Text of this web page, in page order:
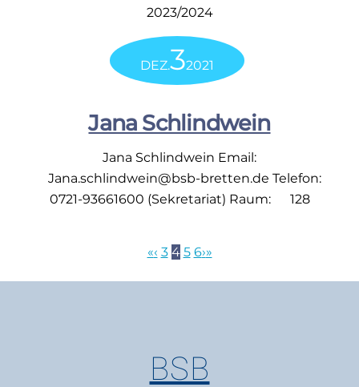
2023/2024
DEZ.32021
Jana Schlindwein
Jana Schlindwein Email:
Jana.schlindwein@bsb-bretten.de Telefon:
0721-93661600 (Sekretariat) Raum: 128
«‹ 3 4 5 6›»
BSB